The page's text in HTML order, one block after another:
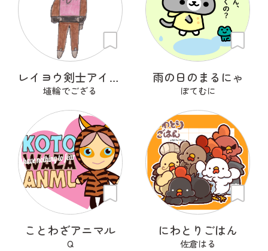
レイヨウ剣士アイベクサー
埴輪でござる
雨の日のまるにゃ
ぽてむに
ことわざアニマル
Q
にわとりごはん
佐倉はる